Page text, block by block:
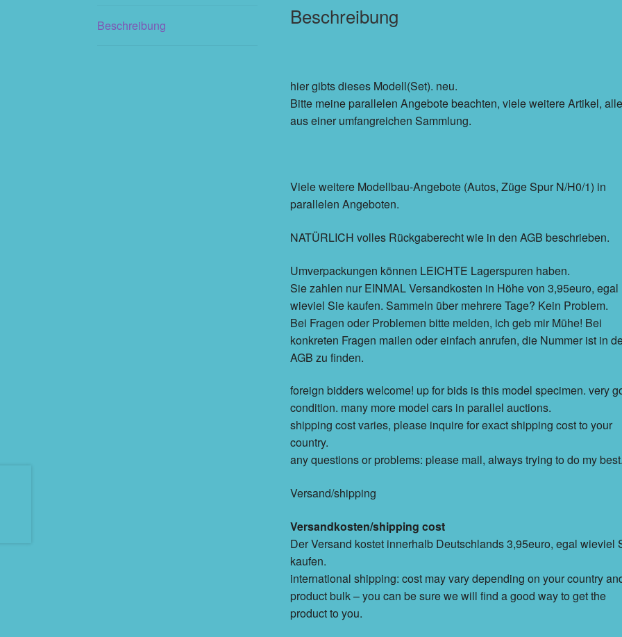
Beschreibung Beschreibung
hier gibts dieses Modell(Set). neu.
Bitte meine parallelen Angebote beachten, viele weitere Artikel, alle
aus einer umfangreichen Sammlung.
Viele weitere Modellbau-Angebote (Autos, Züge Spur N/H0/1) in
parallelen Angeboten.
NATÜRLICH volles Rückgaberecht wie in den AGB beschrieben.
Umverpackungen können LEICHTE Lagerspuren haben.
Sie zahlen nur EINMAL Versandkosten in Höhe von 3,95euro, egal
wieviel Sie kaufen. Sammeln über mehrere Tage? Kein Problem.
Bei Fragen oder Problemen bitte melden, ich geb mir Mühe! Bei
konkreten Fragen mailen oder einfach anrufen, die Nummer ist in
AGB zu finden.
foreign bidders welcome! up for bids is this model specimen. very
condition. many more model cars in parallel auctions.
shipping cost varies, please inquire for exact shipping cost to your
country.
any questions or problems: please mail, always trying to do my
Versand/shipping
Versandkosten/shipping cost
Der Versand kostet innerhalb Deutschlands 3,95euro, egal wieviel
kaufen.
international shipping: cost may vary depending on your country
product bulk – you can be sure we will find a good way to get the
product to you.